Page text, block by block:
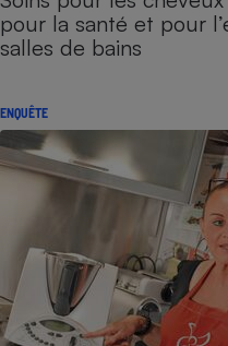
pour la santé et pour
salles de bains
ENQUÊTE